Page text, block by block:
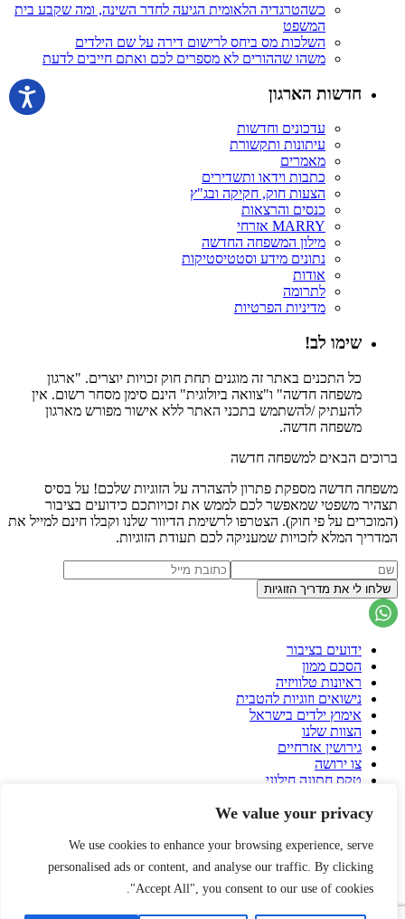
We value your privacy
We use cookies to enhance your browsing experience, serve
personalised ads or content, and analyse our traffic. By clicking
"Accept All", you consent to our use of cookies.
כשהטרגדיה הלאומית הגיעה לחדר השינה, ומה שקבע בית
המשפט
השלכות מס ביחס לרישום דירה על שם הילדים
משהו שההורים לא מספרים לכם ואתם חייבים לדעת
חדשות הארגון
עדכונים וחדשות
עיתונות ותקשורת
מאמרים
כתבות וידאו ותשדירים
הצעות חוק, חקיקה ובג"ץ
כנסים והרצאות
MARRY אזרחי
מילון המשפחה החדשה
נתונים מידע וסטטיסטיקות
אודות
לתרומה
מדיניות הפרטיות
שימו לב!
כל התכנים באתר זה מוגנים תחת חוק זכויות יוצרים. "ארגון
משפחה חדשה" ו"צוואה ביולוגית" הינם סימן מסחר רשום. אין
להעתיק /להשתמש בתכני האתר ללא אישור מפורש מארגון
משפחה חדשה.
ברוכים הבאים למשפחה חדשה
משפחה חדשה מספקת פתרון להצהרה על הזוגיות שלכם! על בסיס
תצהיר משפטי שמאפשר לכם לממש את זכויותכם כידועים בציבור
(המוכרים על פי חוק). הצטרפו לרשימת הדיוור שלנו וקבלו חינם למייל את
המדריך המלא לזכויות שמעניקה לכם תעודת הזוגיות.
ידועים בציבור
הסכם ממון
ראיונות טלוויזיה
נישואים וזוגיות להטבית
אימוץ ילדים בישראל
הצוות שלנו
גירושין אזרחיים
צו ירושה
טקס חתונה חילוני
פונדקאות בישראל
הורות גאה
עיזבון
שאלות ותשובות על הסכם ממון
אירית רוזנבלום